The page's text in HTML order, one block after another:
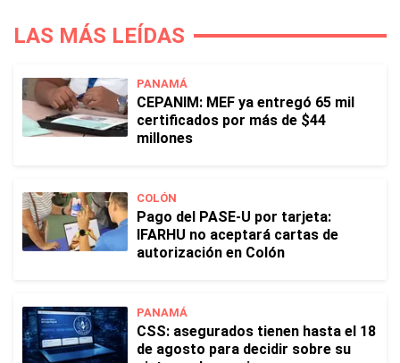
LAS MÁS LEÍDAS
PANAMÁ
CEPANIM: MEF ya entregó 65 mil
certificados por más de $44
millones
COLÓN
Pago del PASE-U por tarjeta:
IFARHU no aceptará cartas de
autorización en Colón
PANAMÁ
CSS: asegurados tienen hasta el 18
de agosto para decidir sobre su